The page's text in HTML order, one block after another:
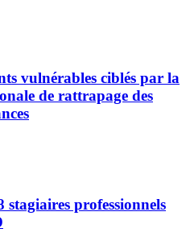
vulnérables ciblés par la
de rattrapage des
stagiaires professionnels